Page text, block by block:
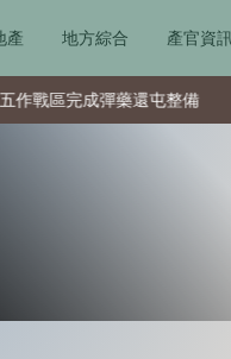
產 地方綜合 產官資
成彈藥還屯整備 美